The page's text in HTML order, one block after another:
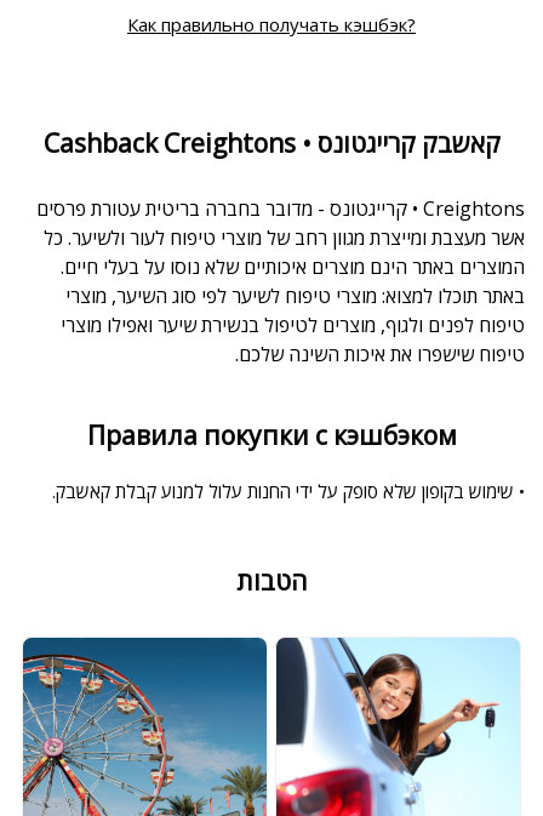
Как правильно получать кэшбэк?
Cashback Creightons • קאשבק קרייגטונס
Creightons • קרייגטונס - מדובר בחברה בריטית עטורת פרסים
אשר מעצבת ומייצרת מגוון רחב של מוצרי טיפוח לעור ולשיער. כל
המוצרים באתר הינם מוצרים איכותיים שלא נוסו על בעלי חיים.
באתר תוכלו למצוא: מוצרי טיפוח לשיער לפי סוג השיער, מוצרי
טיפוח לפנים ולגוף, מוצרים לטיפול בנשירת שיער ואפילו מוצרי
טיפוח שישפרו את איכות השינה שלכם.
Правила покупки с кэшбэком
• שימוש בקופון שלא סופק על ידי החנות עלול למנוע קבלת קאשבק.
הטבות